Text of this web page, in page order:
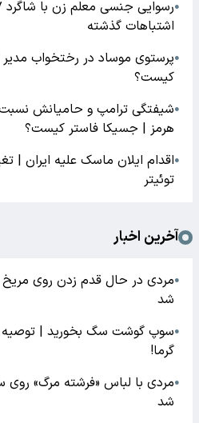
●
اشتباهات گذشته
●پرستوی موساد در رختخواب
کیست؟
●شیفتگی ترامپ و حامیانش نسبت
هرمز | جسیکا فاستر کیست؟
●اقدام ایلان ماسک علیه ایران |
توئیتر
آخرین اخبار
●مردی در حال قدم زدن روی مریخ
شد
●سوپ گوشت سگ بخورید | توصیه
گرما!
●مردی با لباس «فرشته مرگ» روی
شد